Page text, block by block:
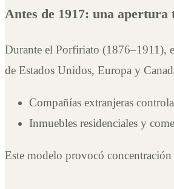
Antes de 1917: una apertura
Durante el Porfiriato (1876–1911),
de Estados Unidos, Europa y
Compañías extranjeras
Inmuebles residenciales y
Este modelo provocó